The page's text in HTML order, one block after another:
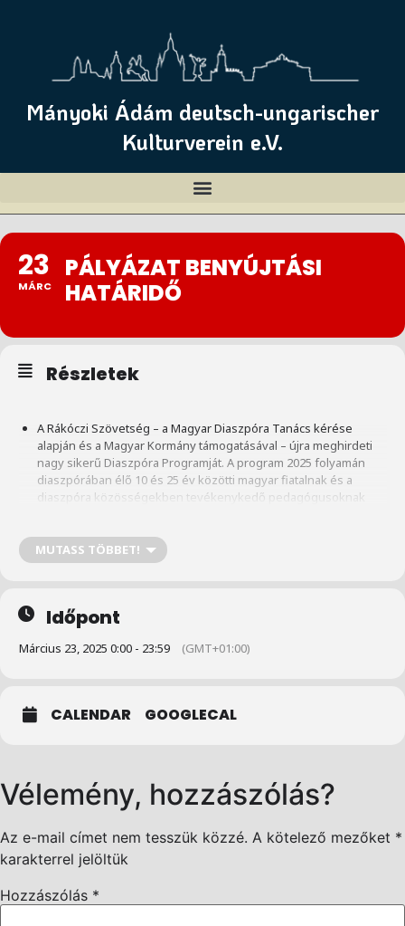
Mányoki Ádám deutsch-ungarischer
Kulturverein e.V.
23
MÁRC
PÁLYÁZAT BENYÚJTÁSI
HATÁRIDŐ
Részletek
A Rákóczi Szövetség – a Magyar Diaszpóra Tanács kérése
alapján és a Magyar Kormány támogatásával – újra meghirdeti
nagy sikerű Diaszpóra Programját. A program 2025 folyamán
diaszpórában élő 10 és 25 év közötti magyar fiatalnak és a
diaszpóra közösségekben tevékenykedő pedagógusoknak
Jelentkezési időszak:
a www.rakocziszovetseg.org/diaszpora
további részletekitt, a Bethlen Gábor Alapkezelő Zrt.
MUTASS TÖBBET!
Időpont
Március 23, 2025 0:00 - 23:59 (GMT+01:00)
CALENDAR GOOGLECAL
Vélemény, hozzászólás?
Az e-mail címet nem tesszük közzé. A kötelező mezőket *
karakterrel jelöltük
Hozzászólás *